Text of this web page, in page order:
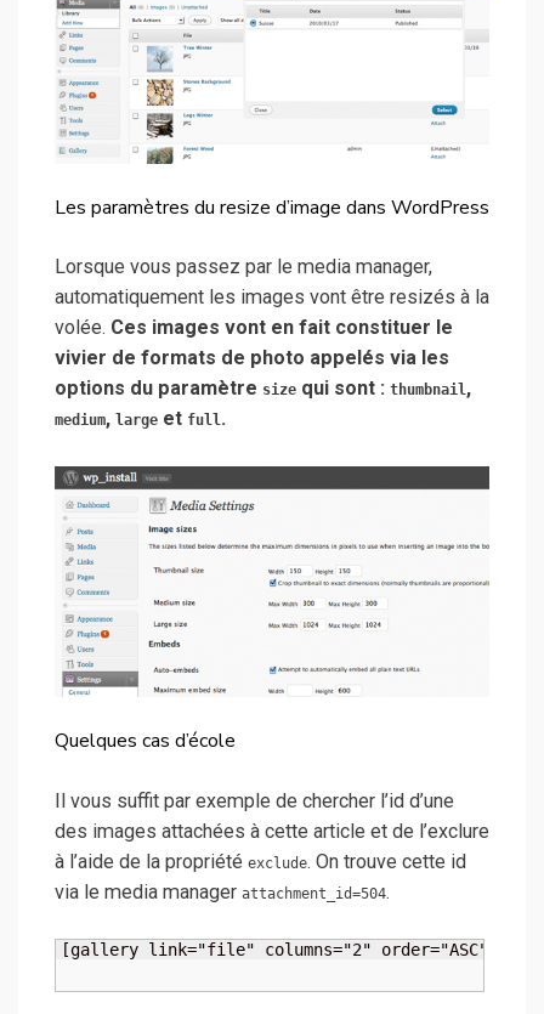
Les paramètres du resize d’image dans WordPress
Lorsque vous passez par le media manager,
automatiquement les images vont être resizés à la
volée. Ces images vont en fait constituer le
vivier de formats de photo appelés via les
options du paramètre size qui sont : thumbnail,
medium, large et full.
Quelques cas d’école
Il vous suffit par exemple de chercher l’id d’une
des images attachées à cette article et de l’exclure
à l’aide de la propriété exclude. On trouve cette id
via le media manager attachment_id=504.
[gallery link="file" columns="2" order="ASC"